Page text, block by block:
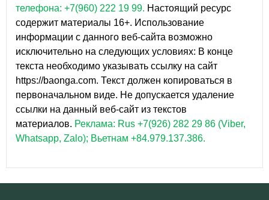
телефона: +7(960) 222 19 99. Настоящий ресурс
содержит материалы 16+. Использование
информации с данного веб-сайта возможно
исключительно на следующих условиях: В конце
текста необходимо указывать ссылку на сайт
https://baonga.com. Текст должен копироваться в
первоначальном виде. Не допускается удаление
ссылки на данный веб-сайт из текстов
материалов. Реклама: Rus +7(926) 282 29 86 (Viber,
Whatsapp, Zalo); Вьетнам +84.979.137.386.